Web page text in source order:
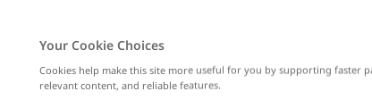
Your Cookie Choices
Cookies help make this site more useful for you by supporting faster
relevant content, and reliable features.